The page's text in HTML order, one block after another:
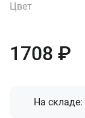
Цвет
1708 ₽
На складе: